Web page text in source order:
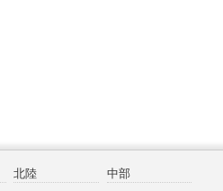
北陸
中部